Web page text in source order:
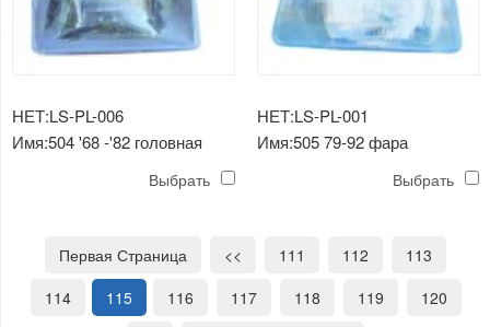
НЕТ:LS-PL-006
Имя:504 '68 -'82 головная
Выбрать
НЕТ:LS-PL-001
Имя:505 79-92 фара
Выбрать
Первая Страница << 111 112
113
114
115 116 117 118 119
120